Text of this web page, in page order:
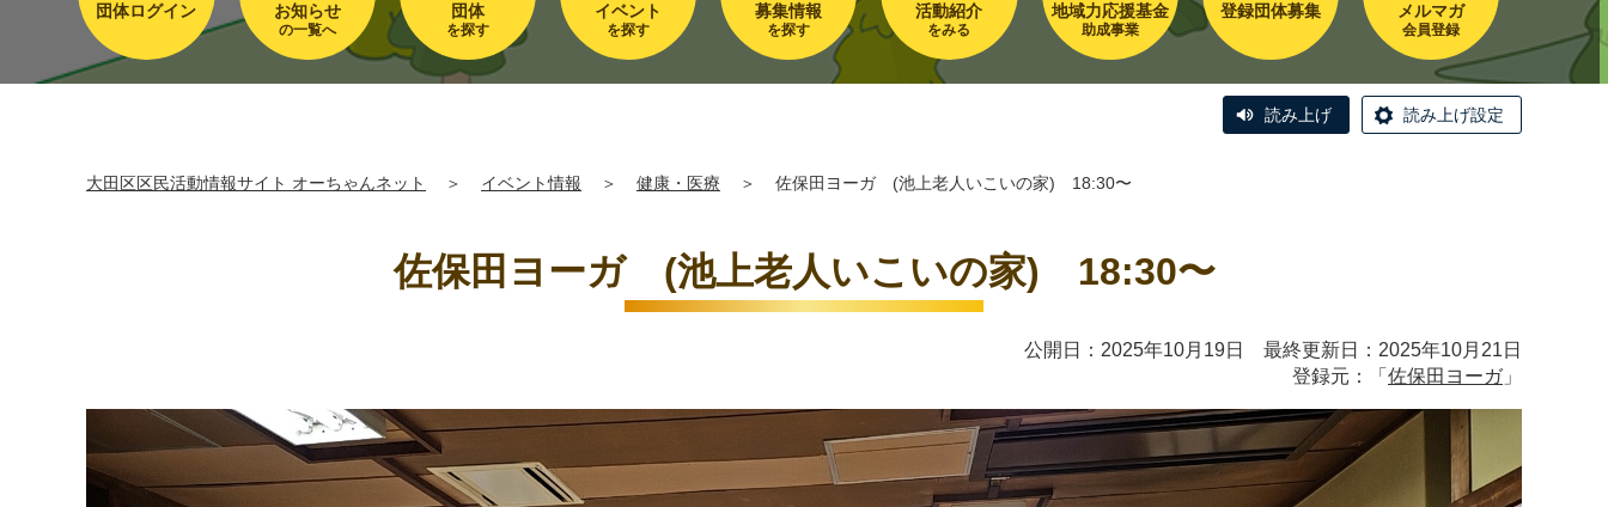
団体ログイン お知らせ
の一覧へ
団体
を探す
イベント
を探す
募集情報
を探す
活動紹介
をみる
地域力応援基金
助成事業
登録団体募集 メルマガ
会員登録
読み上げ 読み上げ設定
大田区区民活動情報サイト オーちゃんネット ＞ イベント情報 ＞ 健康・医療 ＞ 佐保田ヨーガ (池上老人いこいの家) 18:30〜
佐保田ヨーガ (池上老人いこいの家) 18:30〜
公開日：2025年10月19日 最終更新日：2025年10月21日
登録元：「 佐保田ヨーガ」